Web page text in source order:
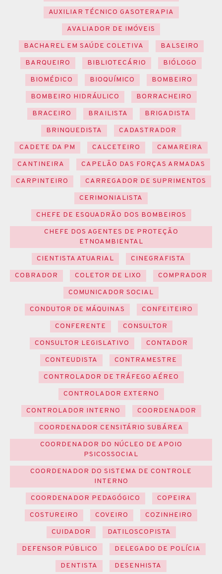
AUXILIAR TÉCNICO GASOTERAPIA
AVALIADOR DE IMÓVEIS
BACHAREL EM SAÚDE COLETIVA
BALSEIRO
BARQUEIRO
BIBLIOTECÁRIO
BIÓLOGO
BIOMÉDICO
BIOQUÍMICO
BOMBEIRO
BOMBEIRO HIDRÁULICO
BORRACHEIRO
BRACEIRO
BRAILISTA
BRIGADISTA
BRINQUEDISTA
CADASTRADOR
CADETE DA PM
CALCETEIRO
CAMAREIRA
CANTINEIRA
CAPELÃO DAS FORÇAS ARMADAS
CARPINTEIRO
CARREGADOR DE SUPRIMENTOS
CERIMONIALISTA
CHEFE DE ESQUADRÃO DOS BOMBEIROS
CHEFE DOS AGENTES DE PROTEÇÃO
ETNOAMBIENTAL
CIENTISTA ATUARIAL
CINEGRAFISTA
COBRADOR
COLETOR DE LIXO
COMPRADOR
COMUNICADOR SOCIAL
CONDUTOR DE MÁQUINAS
CONFEITEIRO
CONFERENTE
CONSULTOR
CONSULTOR LEGISLATIVO
CONTADOR
CONTEUDISTA
CONTRAMESTRE
CONTROLADOR DE TRÁFEGO AÉREO
CONTROLADOR EXTERNO
CONTROLADOR INTERNO
COORDENADOR
COORDENADOR CENSITÁRIO SUBÁREA
COORDENADOR DO NÚCLEO DE APOIO
PSICOSSOCIAL
COORDENADOR DO SISTEMA DE CONTROLE
INTERNO
COORDENADOR PEDAGÓGICO
COPEIRA
COSTUREIRO
COVEIRO
COZINHEIRO
CUIDADOR
DATILOSCOPISTA
DEFENSOR PÚBLICO
DELEGADO DE POLÍCIA
DENTISTA
DESENHISTA